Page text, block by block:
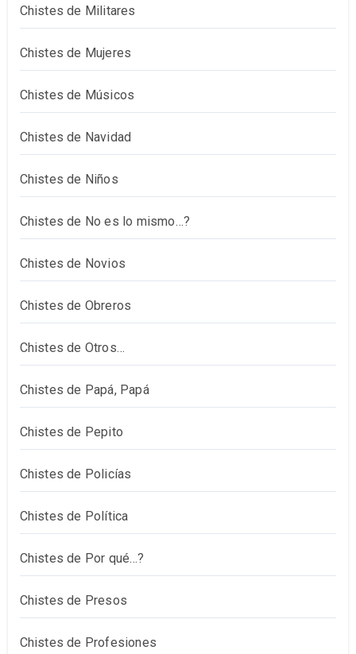
Chistes de Militares
Chistes de Mujeres
Chistes de Músicos
Chistes de Navidad
Chistes de Niños
Chistes de No es lo mismo…?
Chistes de Novios
Chistes de Obreros
Chistes de Otros…
Chistes de Papá, Papá
Chistes de Pepito
Chistes de Policías
Chistes de Política
Chistes de Por qué…?
Chistes de Presos
Chistes de Profesiones